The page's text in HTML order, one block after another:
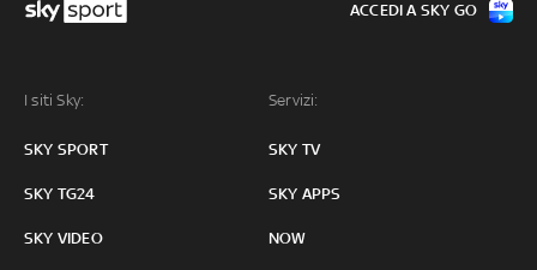
I siti Sky:
SKY SPORT
SKY TG24
SKY VIDEO
Servizi:
SKY TV
SKY APPS
NOW
ACCEDI A SKY GO